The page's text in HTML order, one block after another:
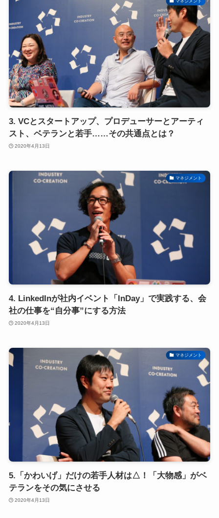
マネジメント
3. VCとスタートアップ、プロデューサーとアーティ
スト、ベテランと若手……その共通点とは？
2020年4月13日
マネジメント
4. LinkedInが社内イベント「InDay」で実践する、会
社の仕事を“自分事”にする方法
2020年4月13日
マネジメント
5.「かわいげ」だけの若手人材は△！「大物感」がベ
テランをその気にさせる
2020年4月13日